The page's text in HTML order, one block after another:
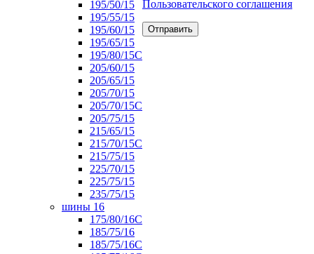
195/50/15
195/55/15
195/60/15
195/65/15
195/80/15С
205/60/15
205/65/15
205/70/15
205/70/15С
205/75/15
215/65/15
215/70/15C
215/75/15
225/70/15
225/75/15
235/75/15
шины 16
175/80/16С
185/75/16
185/75/16С
Пользовательского соглашения